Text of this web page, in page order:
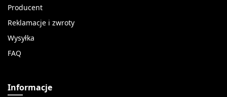
Producent
Reklamacje i zwroty
Wysyłka
FAQ
Informacje